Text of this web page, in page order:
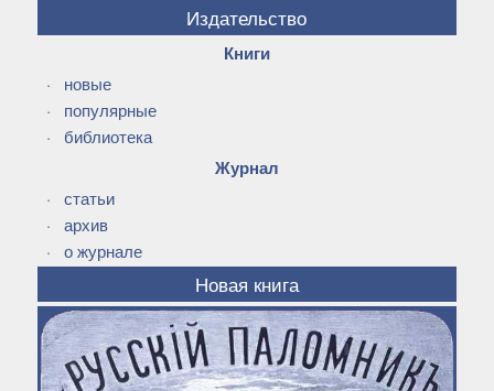
Издательство
Книги
· новые
· популярные
· библиотека
Журнал
· статьи
· архив
· о журнале
Новая книга